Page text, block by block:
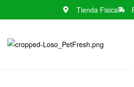
Tienda Fisica
e